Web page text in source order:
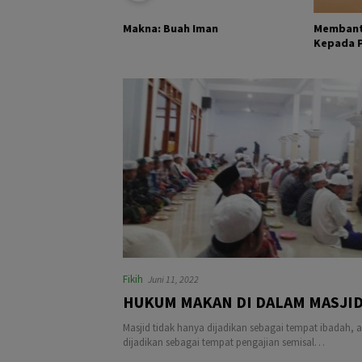
Makna: Buah Iman
Kepada
Fikih Juni 11, 2022
HUKUM MAKAN DI DALAM MASJID
Masjid tidak hanya dijadikan sebagai tempat ibadah,
dijadikan sebagai tempat pengajian semisal…